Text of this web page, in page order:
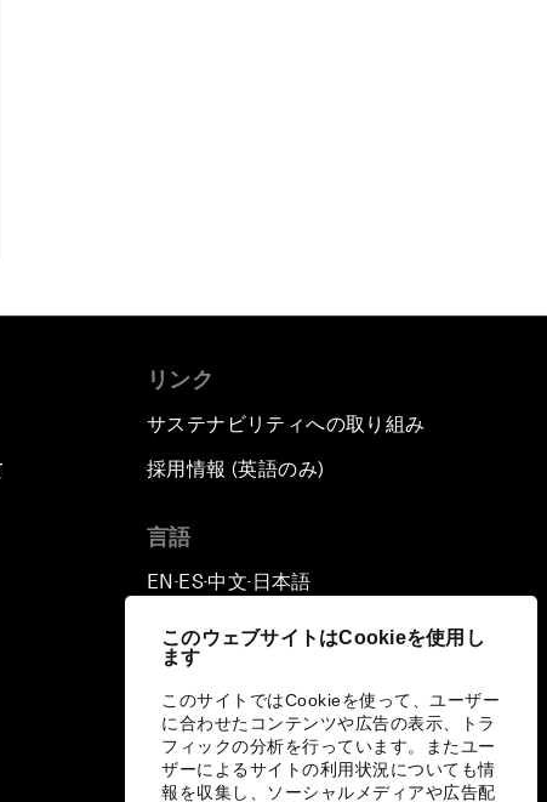
このウェブサイトはCookieを使用し
ます
このサイトではCookieを使って、ユーザー
に合わせたコンテンツや広告の表示、トラ
フィックの分析を行っています。またユー
ザーによるサイトの利用状況についても情
報を収集し、ソーシャルメディアや広告配
リンク
サステナビリティへの取り組み
採用情報 (英語のみ)
言語
EN ▪ES▪中文▪ 日本語